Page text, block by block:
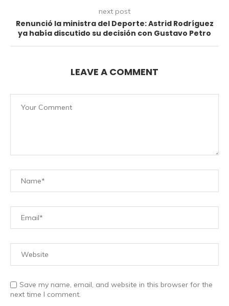
next post
Renunció la ministra del Deporte: Astrid Rodríguez
ya había discutido su decisión con Gustavo Petro
LEAVE A COMMENT
Save my name, email, and website in this browser for the
next time I comment.